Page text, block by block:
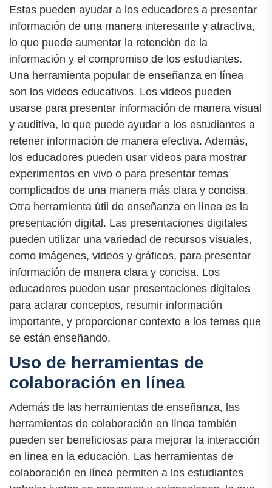
Estas pueden ayudar a los educadores a presentar
información de una manera interesante y atractiva,
lo que puede aumentar la retención de la
información y el compromiso de los estudiantes.
Una herramienta popular de enseñanza en línea
son los videos educativos. Los videos pueden
usarse para presentar información de manera visual
y auditiva, lo que puede ayudar a los estudiantes a
retener información de manera efectiva. Además,
los educadores pueden usar videos para mostrar
experimentos en vivo o para presentar temas
complicados de una manera más clara y concisa.
Otra herramienta útil de enseñanza en línea es la
presentación digital. Las presentaciones digitales
pueden utilizar una variedad de recursos visuales,
como imágenes, videos y gráficos, para presentar
información de manera clara y concisa. Los
educadores pueden usar presentaciones digitales
para aclarar conceptos, resumir información
importante, y proporcionar contexto a los temas que
se están enseñando.
Uso de herramientas de
colaboración en línea
Además de las herramientas de enseñanza, las
herramientas de colaboración en línea también
pueden ser beneficiosas para mejorar la interacción
en línea en la educación. Las herramientas de
colaboración en línea permiten a los estudiantes